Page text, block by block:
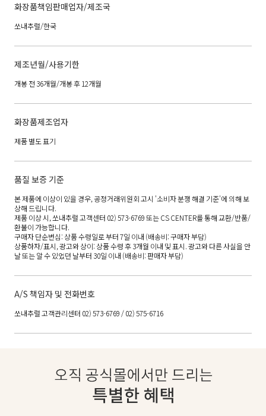
화장품책임판매업자/제조국
쏘내추럴/한국
제조년월/사용기한
개봉 전 36개월/개봉 후 12개월
화장품제조업자
제품 별도 표기
품질 보증 기준
본 제품에 이상이 있을 경우, 공정거래위원회 고시 '소비자 분쟁 해결 기준'에 의해 보
상해 드립니다.
제품 이상 시, 쏘내추럴 고객센터 02) 573-6769 또는 CS CENTER를 통해 교환/반품/
환불이 가능합니다.
구매자 단순변심: 상품 수령일로 부터 7일 이내 (배송비: 구매자 부담)
상품하자/표시, 광고와 상이: 상품 수령 후 3개월 이내 및 표시. 광고와 다른 사실을 안
날 또는 알 수 있었던 날부터 30일 이내 (배송비: 판매자 부담)
A/S 책임자 및 전화번호
쏘내추럴 고객관리센터 02) 573-6769 / 02) 575-6716